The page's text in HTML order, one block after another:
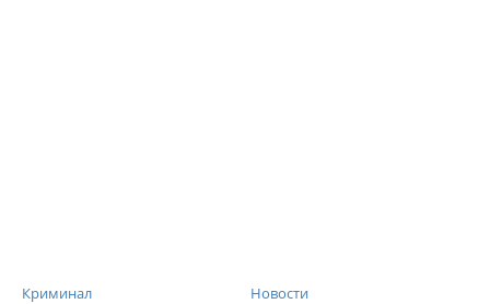
Криминал Новости